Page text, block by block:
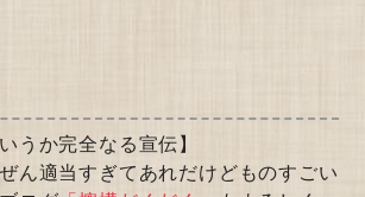
うか完全なる宣伝】
ん適当すぎてあれだけどものすごい